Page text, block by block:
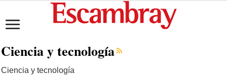
Ciencia y tecnología
Ciencia y tecnología